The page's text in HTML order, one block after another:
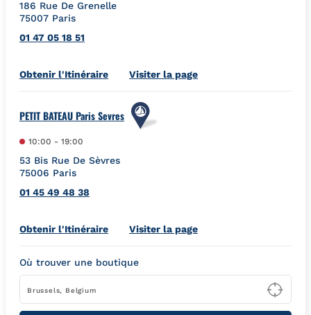
186 Rue De Grenelle
75007 Paris
01 47 05 18 51
Obtenir l'ItinéraireLink Opens in New Tab
Visiter la page
PETIT BATEAU Paris Sevres
10:00 - 19:00
53 Bis Rue De Sèvres
75006 Paris
01 45 49 48 38
Obtenir l'ItinéraireLink Opens in New Tab
Visiter la page
Où trouver une boutique